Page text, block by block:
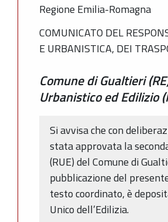
Regione Emilia-Romagna
COMUNICATO DEL
E URBANISTICA, DEI
Comune di Gualtieri
Urbanistico ed Edilizio
Si avvisa che con
stata approvata la
(RUE) del Comune di
pubblicazione del
testo coordinato, è
Unico dell’Edilizia.